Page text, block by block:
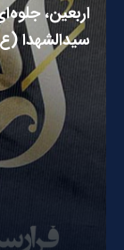
اربعین،
سیدالشهدا